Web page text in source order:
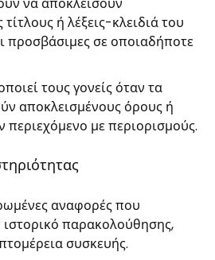
ή λέξεις-κλειδιά του
προσβάσιμες σε οποιαδήποτε
τους γονείς όταν τα
αποκλεισμένους όρους ή
με περιορισμούς.
αναφορές που
παρακολούθησης,
συσκευής.